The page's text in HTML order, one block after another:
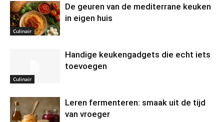
Culinair
De geuren van de mediterrane keuken
in eigen huis
Culinair
Handige keukengadgets die echt iets
toevoegen
Leren fermenteren: smaak uit de tijd
van vroeger